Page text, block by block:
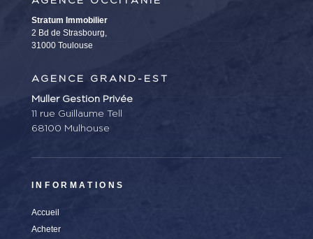
Stratum Immobilier
2 Bd de Strasbourg,
31000 Toulouse
AGENCE GRAND-EST
Muller Gestion Privée
11 rue Guillaume Tell
68100 Mulhouse
INFORMATIONS
Accueil
Acheter